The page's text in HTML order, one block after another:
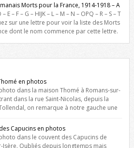
base de cette recherche historique est
sur les plaques commémoratives de
Dauphiné et du lycée Triboulet, […]
Morts pour la France, 1914-1918 – A
E – F – G – HIJK – L – M – N – OPQ – R – S – T
sur une lettre pour voir la liste des Morts
dont le nom commence par cette lettre.
en photos
dans la maison Thomé à Romans-sur-
dans la rue Saint-Nicolas, depuis la
on remarque à notre gauche une
Les deux façades sont ornées de
Entre ces deux étages, on peut voir une
de la Vierge. […]
Capucins en photos
dans le couvent des Capucins de
Isère. Oubliés depuis longtemps mais